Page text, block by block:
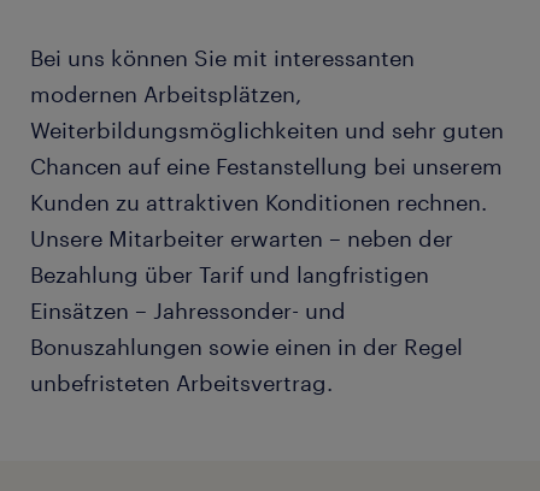
Bei uns können Sie mit interessanten
modernen Arbeitsplätzen,
Weiterbildungsmöglichkeiten und sehr guten
Chancen auf eine Festanstellung bei unserem
Kunden zu attraktiven Konditionen rechnen.
Unsere Mitarbeiter erwarten – neben der
Bezahlung über Tarif und langfristigen
Einsätzen – Jahressonder- und
Bonuszahlungen sowie einen in der Regel
unbefristeten Arbeitsvertrag.